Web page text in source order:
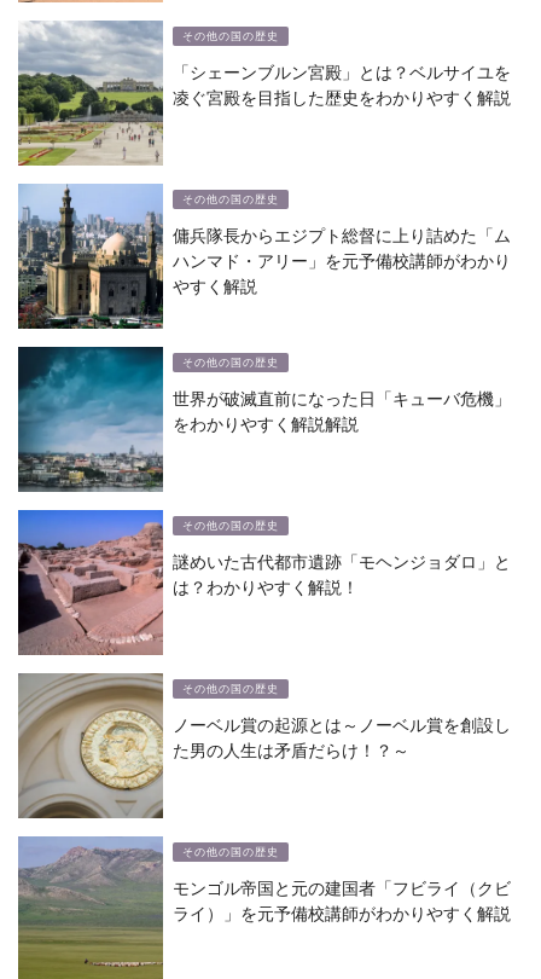
その他の国の歴史
「シェーンブルン宮殿」とは？ベルサイユを
凌ぐ宮殿を目指した歴史をわかりやすく解説
その他の国の歴史
傭兵隊長からエジプト総督に上り詰めた「ム
ハンマド・アリー」を元予備校講師がわかり
やすく解説
その他の国の歴史
世界が破滅直前になった日「キューバ危機」
をわかりやすく解説解説
その他の国の歴史
謎めいた古代都市遺跡「モヘンジョダロ」と
は？わかりやすく解説！
その他の国の歴史
ノーベル賞の起源とは～ノーベル賞を創設し
た男の人生は矛盾だらけ！？～
その他の国の歴史
モンゴル帝国と元の建国者「フビライ（クビ
ライ）」を元予備校講師がわかりやすく解説